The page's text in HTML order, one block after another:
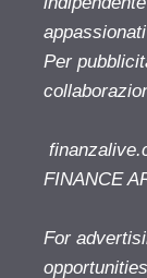
Per
FINANCE
For